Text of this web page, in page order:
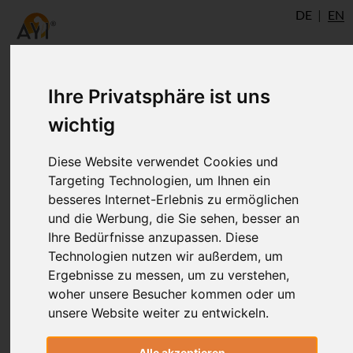
Ihre Privatsphäre ist uns
wichtig
Diese Website verwendet Cookies und
Targeting Technologien, um Ihnen ein
besseres Internet-Erlebnis zu ermöglichen
und die Werbung, die Sie sehen, besser an
Ihre Bedürfnisse anzupassen. Diese
Technologien nutzen wir außerdem, um
Ergebnisse zu messen, um zu verstehen,
woher unsere Besucher kommen oder um
unsere Website weiter zu entwickeln.
DE EN
Lukas Friederich